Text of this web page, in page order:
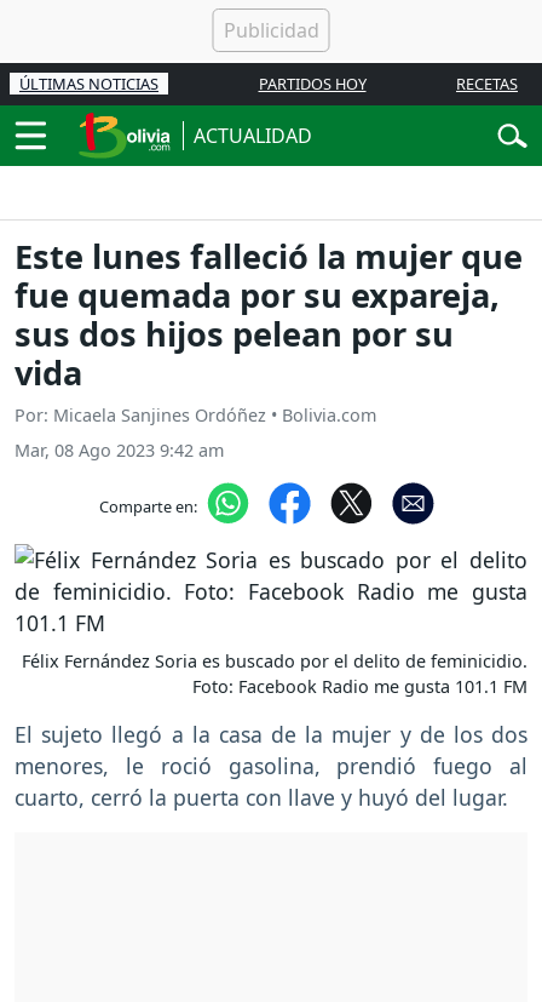
ÚLTIMAS NOTICIAS PARTIDOS HOY RECETAS
ACTUALIDAD
Este lunes falleció la mujer que
fue quemada por su expareja,
sus dos hijos pelean por su
vida
Por: Micaela Sanjines Ordóñez • Bolivia.com
Mar, 08 Ago 2023 9:42 am
Comparte en:
Félix Fernández Soria es buscado por el delito de feminicidio.
Foto: Facebook Radio me gusta 101.1 FM
El sujeto llegó a la casa de la mujer y de los dos
menores, le roció gasolina, prendió fuego al
cuarto, cerró la puerta con llave y huyó del lugar.